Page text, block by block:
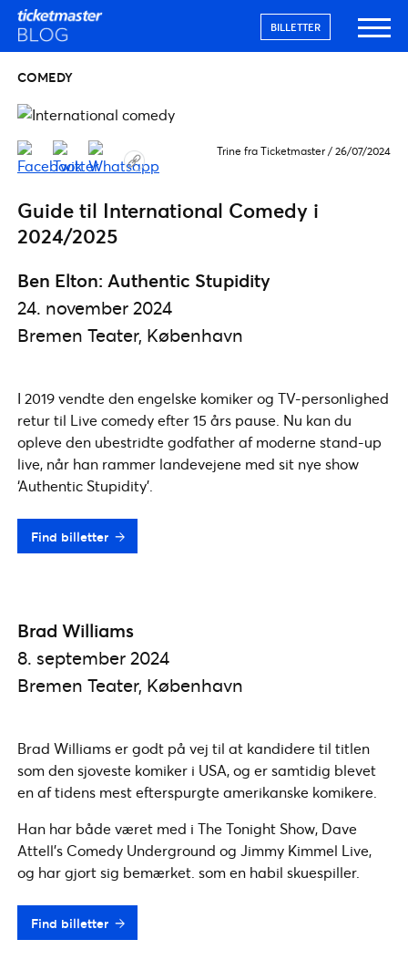
BILLETTER
COMEDY
Trine fra Ticketmaster / 26/07/2024
Guide til International Comedy i
2024/2025
Ben Elton: Authentic Stupidity
24. november 2024
Bremen Teater, København
I 2019 vendte den engelske komiker og TV-personlighed
retur til Live comedy efter 15 års pause. Nu kan du
opleve den ubestridte godfather af moderne stand-up
live, når han rammer landevejene med sit nye show
‘Authentic Stupidity’.
Find billetter
Brad Williams
8. september 2024
Bremen Teater, København
Brad Williams er godt på vej til at kandidere til titlen
som den sjoveste komiker i USA, og er samtidig blevet
en af tidens mest efterspurgte amerikanske komikere.
Han har både været med i The Tonight Show, Dave
Attell’s Comedy Underground og Jimmy Kimmel Live,
og har gjort sig bemærket. som en habil skuespiller.
Find billetter